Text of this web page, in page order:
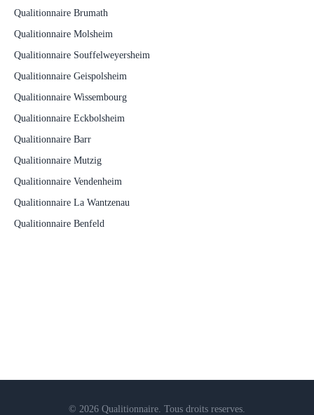
Qualitionnaire Brumath
Qualitionnaire Molsheim
Qualitionnaire Souffelweyersheim
Qualitionnaire Geispolsheim
Qualitionnaire Wissembourg
Qualitionnaire Eckbolsheim
Qualitionnaire Barr
Qualitionnaire Mutzig
Qualitionnaire Vendenheim
Qualitionnaire La Wantzenau
Qualitionnaire Benfeld
© 2026 Qualitionnaire. Tous droits reserves.